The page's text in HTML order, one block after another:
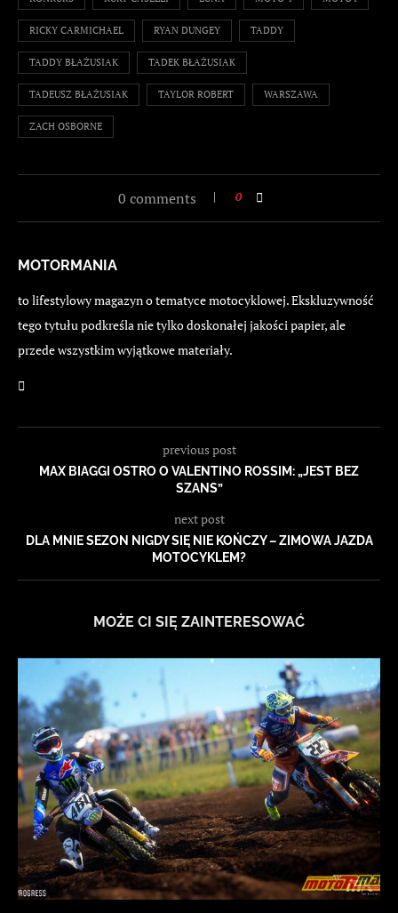
RICKY CARMICHAEL RYAN DUNGEY TADDY
TADDY BŁAŻUSIAK TADEK BŁAŻUSIAK
TADEUSZ BŁAŻUSIAK TAYLOR ROBERT WARSZAWA
ZACH OSBORNE
0 comments 0
MOTORMANIA
to lifestylowy magazyn o tematyce motocyklowej. Ekskluzywność
tego tytułu podkreśla nie tylko doskonałej jakości papier, ale
przede wszystkim wyjątkowe materiały.
previous post
MAX BIAGGI OSTRO O VALENTINO ROSSIM: „JEST BEZ
SZANS”
next post
DLA MNIE SEZON NIGDY SIĘ NIE KOŃCZY – ZIMOWA JAZDA
MOTOCYKLEM?
MOŻE CI SIĘ ZAINTERESOWAĆ